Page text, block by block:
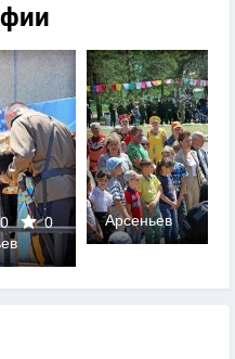
0
Арсеньев